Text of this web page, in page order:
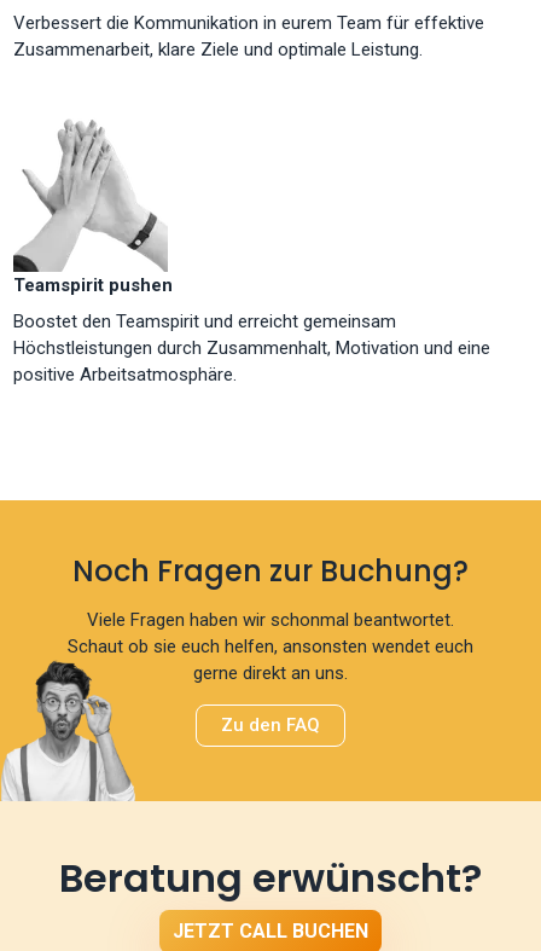
Verbessert die Kommunikation in eurem Team für effektive
Zusammenarbeit, klare Ziele und optimale Leistung.
Teamspirit pushen
Boostet den Teamspirit und erreicht gemeinsam
Höchstleistungen durch Zusammenhalt, Motivation und eine
positive Arbeitsatmosphäre.
Noch Fragen zur Buchung?
Viele Fragen haben wir schonmal beantwortet.
Schaut ob sie euch helfen, ansonsten wendet euch
gerne direkt an uns.
Zu den FAQ
Beratung erwünscht?
JETZT CALL BUCHEN